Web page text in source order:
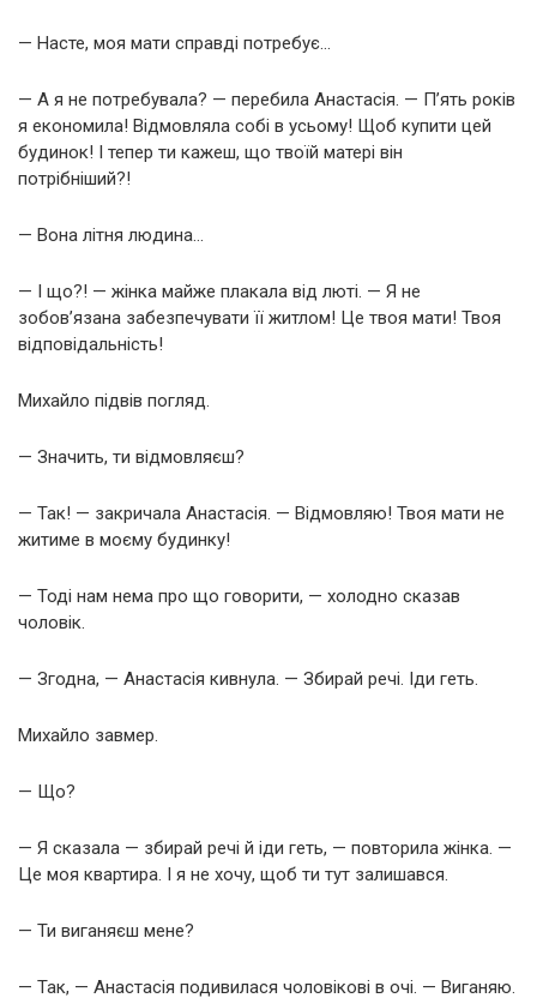
— Насте, моя мати справді потребує…
— А я не потребувала? — перебила Анастасія. — П’ять років
я економила! Відмовляла собі в усьому! Щоб купити цей
будинок! І тепер ти кажеш, що твоїй матері він
потрібніший?!
— Вона літня людина…
— І що?! — жінка майже плакала від люті. — Я не
зобов’язана забезпечувати її житлом! Це твоя мати! Твоя
відповідальність!
Михайло підвів погляд.
— Значить, ти відмовляєш?
— Так! — закричала Анастасія. — Відмовляю! Твоя мати не
житиме в моєму будинку!
— Тоді нам нема про що говорити, — холодно сказав
чоловік.
— Згодна, — Анастасія кивнула. — Збирай речі. Іди геть.
Михайло завмер.
— Що?
— Я сказала — збирай речі й іди геть, — повторила жінка. —
Це моя квартира. І я не хочу, щоб ти тут залишався.
— Ти виганяєш мене?
— Так, — Анастасія подивилася чоловікові в очі. — Виганяю.